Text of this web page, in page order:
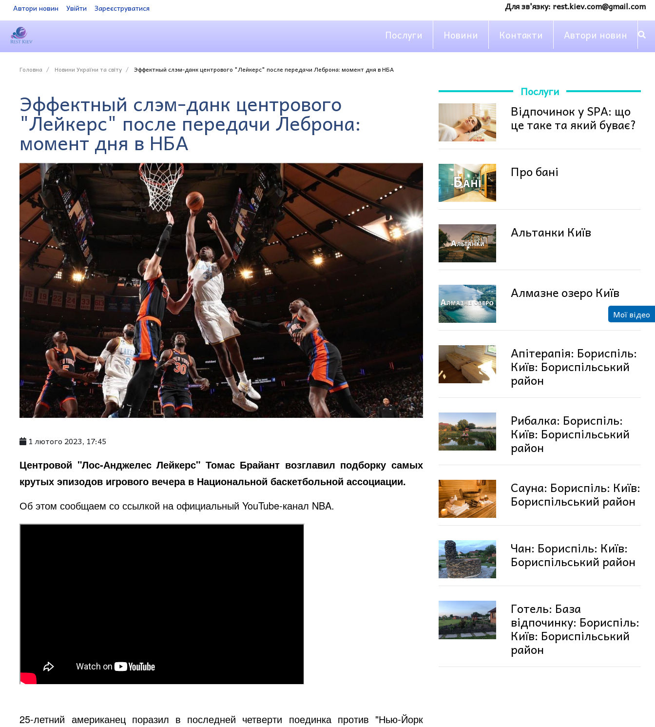
Автори новин Увійти Зареєструватися Для зв'язку: rest.kiev.com@gmail.com
Послуги Новини Контакти Автори новин
Головна Новини України та світу Эффектный слэм-данк центрового "Лейкерс" после передачи Леброна: момент дня в НБА
Эффектный слэм-данк центрового
"Лейкерс" после передачи Леброна:
момент дня в НБА
1 лютого 2023, 17:45
Центровой "Лос-Анджелес Лейкерс" Томас Брайант возглавил подборку самых
крутых эпизодов игрового вечера в Национальной баскетбольной ассоциации.
Об этом сообщаем со ссылкой на официальныйYouTube-канал NBA.
25-летний американец поразил в последней четверти поединка против "Нью-Йорк
Послуги
Відпочинок у SPA: що
це таке та який буває?
Про бані
Альтанки Київ
Алмазне озеро Київ
Апітерапія: Бориспіль:
Київ: Бориспільський
район
Рибалка: Бориспіль:
Київ: Бориспільський
район
Сауна: Бориспіль: Київ:
Бориспільський район
Чан: Бориспіль: Київ:
Бориспільський район
Готель: База
відпочинку: Бориспіль:
Київ: Бориспільський
район
Мої відео